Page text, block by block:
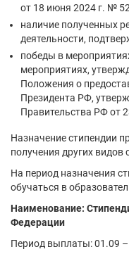
от 18 июня 2024 г. №
наличие полученных
деятельности,
победы в
мероприятиях,
Положения о
Президента РФ,
Правительства РФ от
Назначение стипендии
получения других
На период назначения
обучаться в
Наименование:
Федерации
Период выплаты: 01.09